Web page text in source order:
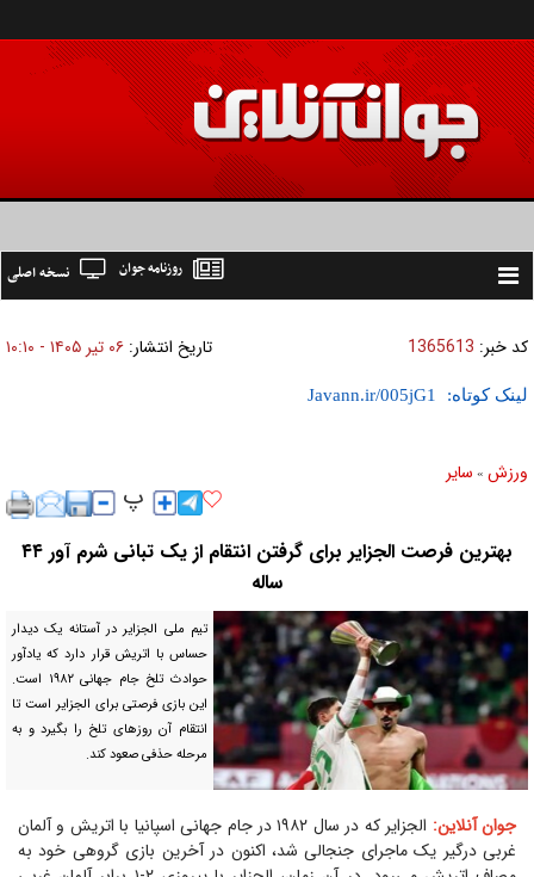
Toggle
نسخه اصلی روزنامه جوان
کد خبر: 1365613 تاریخ انتشار: ۰۶ تير ۱۴۰۵ - ۱۰:۱۰
لینک کوتاه:
ورزش » ساير
بهترین فرصت الجزایر برای گرفتن انتقام از یک تبانی شرم آور ۴۴
ساله
تیم ملی الجزایر در آستانه یک دیدار
حساس با اتریش قرار دارد که یادآور
حوادث تلخ جام جهانی ۱۹۸۲ است.
این بازی فرصتی برای الجزایر است تا
انتقام آن روزهای تلخ را بگیرد و به
مرحله حذفی صعود کند.
جوان آنلاین:
الجزایر که در سال ۱۹۸۲ در جام جهانی اسپانیا با اتریش و آلمان
غربی درگیر یک ماجرای جنجالی شد، اکنون در آخرین بازی گروهی خود به